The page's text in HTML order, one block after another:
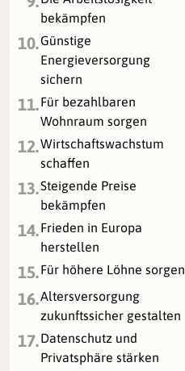
bekämpfen
10.Günstige
Energieversorgung
sichern
11.Für bezahlbaren
Wohnraum sorgen
12.Wirtschaftswachstum
schaffen
13.Steigende Preise
bekämpfen
14.Frieden in Europa
herstellen
15.Für höhere Löhne sorgen
16.Altersversorgung
zukunftssicher gestalten
17.Datenschutz und
Privatsphäre stärken